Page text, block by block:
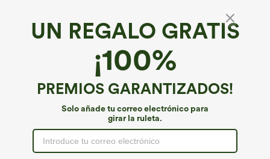
UN REGALO GRATIS
¡100%
PREMIOS GARANTIZADOS!
Solo añade tu correo electrónico para
girar la ruleta.
Softlyzero™ Faux Leather Falda efecto piel
metálico ultra elástico mini fiesta ajustada
bajo curvo bolsillo lateral tiro alto 2 en 1
€35,95 EUR